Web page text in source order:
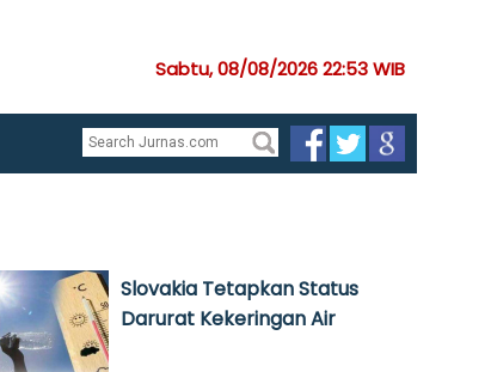
Sabtu, 08/08/2026 22:53 WIB
Slovakia Tetapkan Status
Darurat Kekeringan Air